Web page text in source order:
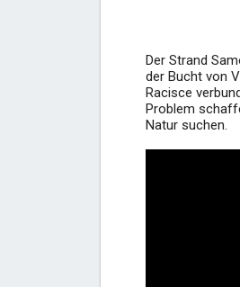
Der Strand
der Bucht von
Racisce
Problem
Natur suchen.